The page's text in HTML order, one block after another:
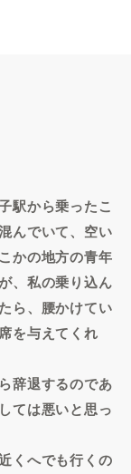
駅から乗ったこ
んでいて、空い
かの地方の青年
、私の乗り込ん
ら、腰かけてい
を与えてくれ
辞退するのであ
ては悪いと思っ
くへでも行くの